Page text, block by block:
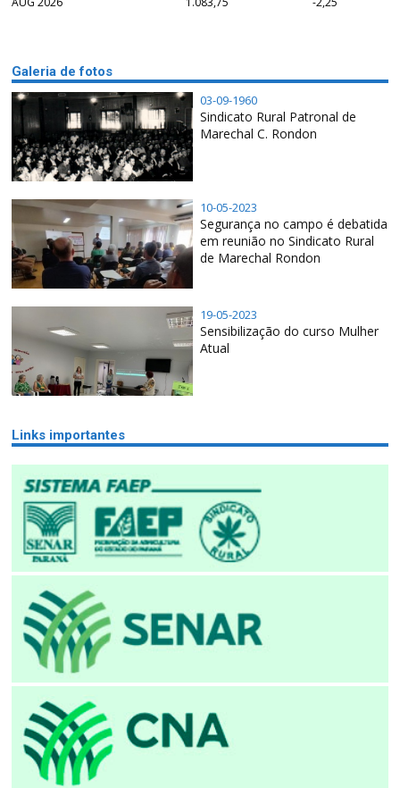
Galeria de fotos
03-09-1960
Sindicato Rural Patronal de
Marechal C. Rondon
10-05-2023
Segurança no campo é debatida
em reunião no Sindicato Rural
de Marechal Rondon
19-05-2023
Sensibilização do curso Mulher
Atual
Links importantes